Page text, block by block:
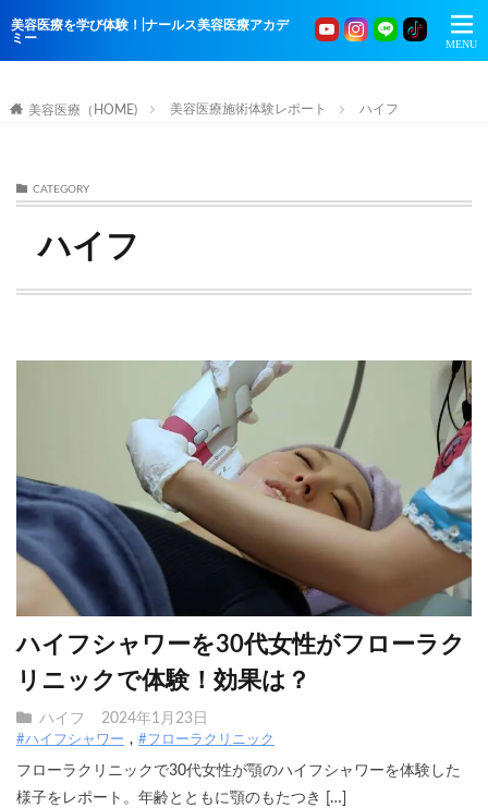
美容医療を学び体験！|ナールス美容医療アカデ
ミー
美容医療（HOME) 美容医療施術体験レポート ハイフ
CATEGORY
ハイフ
ハイフシャワーを30代女性がフローラク
リニックで体験！効果は？
ハイフ 2024年1月23日
#ハイフシャワー #フローラクリニック
フローラクリニックで30代女性が顎のハイフシャワーを体験した
様子をレポート。年齢とともに顎のもたつき […]